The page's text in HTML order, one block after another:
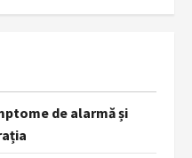
de alarmă și